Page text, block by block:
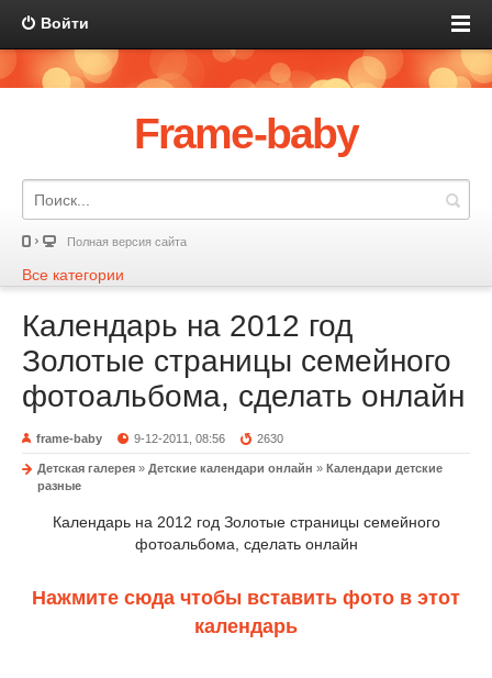
Войти
Frame-baby
Полная версия сайта
Все категории
Календарь на 2012 год
Золотые страницы семейного
фотоальбома, сделать онлайн
frame-baby 9-12-2011, 08:56 2630
Детская галерея » Детские календари онлайн » Календари детские
разные
Календарь на 2012 год Золотые страницы семейного
фотоальбома, сделать онлайн
Нажмите сюда чтобы вставить фото в этот
календарь